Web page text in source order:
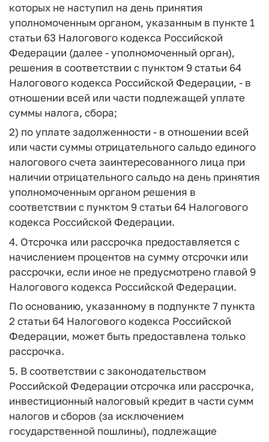
которых не наступил на день принятия
уполномоченным органом, указанным в пункте 1
статьи 63 Налогового кодекса Российской
Федерации (далее - уполномоченный орган),
решения в соответствии с пунктом 9 статьи 64
Налогового кодекса Российской Федерации, - в
отношении всей или части подлежащей уплате
суммы налога, сбора;
2) по уплате задолженности - в отношении всей
или части суммы отрицательного сальдо единого
налогового счета заинтересованного лица при
наличии отрицательного сальдо на день принятия
уполномоченным органом решения в
соответствии с пунктом 9 статьи 64 Налогового
кодекса Российской Федерации.
4. Отсрочка или рассрочка предоставляется с
начислением процентов на сумму отсрочки или
рассрочки, если иное не предусмотрено главой 9
Налогового кодекса Российской Федерации.
По основанию, указанному в подпункте 7 пункта
2 статьи 64 Налогового кодекса Российской
Федерации, может быть предоставлена только
рассрочка.
5. В соответствии с законодательством
Российской Федерации отсрочка или рассрочка,
инвестиционный налоговый кредит в части сумм
налогов и сборов (за исключением
государственной пошлины), подлежащие